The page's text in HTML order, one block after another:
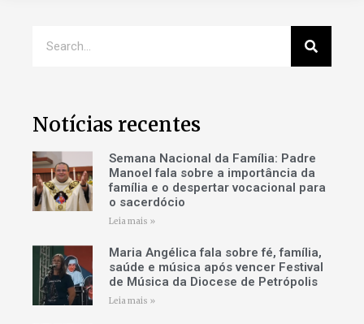
Notícias recentes
Semana Nacional da Família: Padre
Manoel fala sobre a importância da
família e o despertar vocacional para
o sacerdócio
Leia mais »
Maria Angélica fala sobre fé, família,
saúde e música após vencer Festival
de Música da Diocese de Petrópolis
Leia mais »